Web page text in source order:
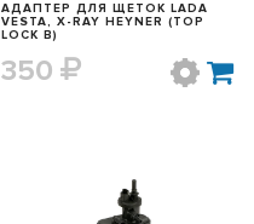
АДАПТЕР ДЛЯ ЩЕТОК LADA
VESTA, X-RAY HEYNER (TOP
LOCK B)
350